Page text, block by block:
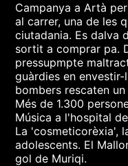
Campanya a Artà
al carrer, una de les
ciutadania. Es dalva
sortit a comprar pa.
pressupmpte
guàrdies en
bombers rescaten
Més de 1.300
Música a l'hospital
La 'cosmeticorèxia',
adolescents. El
gol de Muriqi.